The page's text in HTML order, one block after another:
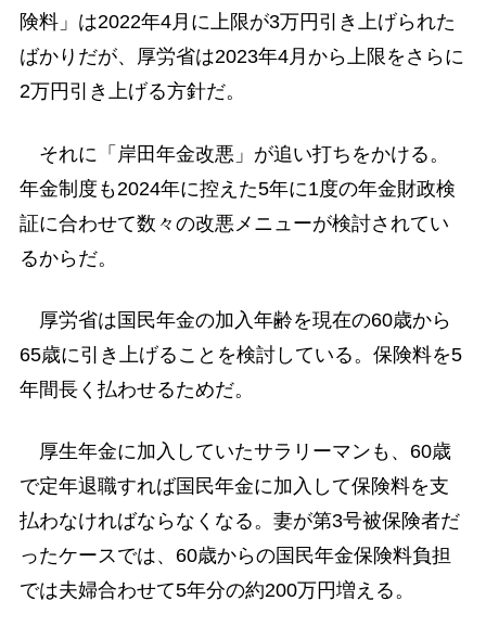
険料」は2022年4月に上限が3万円引き上げられた
ばかりだが、厚労省は2023年4月から上限をさらに
2万円引き上げる方針だ。
それに「岸田年金改悪」が追い打ちをかける。
年金制度も2024年に控えた5年に1度の年金財政検
証に合わせて数々の改悪メニューが検討されてい
るからだ。
厚労省は国民年金の加入年齢を現在の60歳から
65歳に引き上げることを検討している。保険料を5
年間長く払わせるためだ。
厚生年金に加入していたサラリーマンも、60歳
で定年退職すれば国民年金に加入して保険料を支
払わなければならなくなる。妻が第3号被保険者だ
ったケースでは、60歳からの国民年金保険料負担
では夫婦合わせて5年分の約200万円増える。